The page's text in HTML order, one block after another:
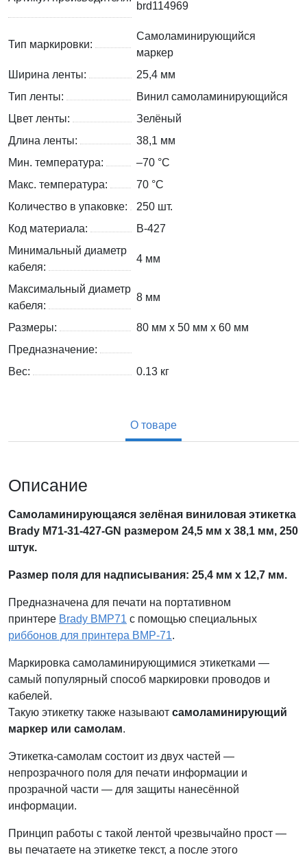
brd114969
Тип маркировки:
Самоламинирующийся
маркер
Ширина ленты:
25,4 мм
Тип ленты:
Винил самоламинирующийся
Цвет ленты:
Зелёный
Длина ленты:
38,1 мм
Мин. температура:
–70 °С
Макс. температура:
70 °С
Количество в упаковке:
250 шт.
Код материала:
B-427
Минимальный диаметр
кабеля:
4 мм
Максимальный диаметр
кабеля:
8 мм
Размеры:
80 мм x 50 мм x 60 мм
Предназначение:
Вес:
0.13 кг
О товаре
Описание
Самоламинирующаяся зелёная виниловая этикетка
Brady M71-31-427-GN размером 24,5 мм х 38,1 мм, 250
штук.
Размер поля для надписывания: 25,4 мм х 12,7 мм.
Предназначена для печати на портативном
принтере Brady BMP71 с помощью специальных
риббонов для принтера BMP-71.
Маркировка самоламинирующимися этикетками —
самый популярный способ маркировки проводов и
кабелей.
Такую этикетку также называют самоламинирующий
маркер или самолам.
Этикетка-самолам состоит из двух частей —
непрозрачного поля для печати информации и
прозрачной части — для защиты нанесённой
информации.
Принцип работы с такой лентой чрезвычайно прост —
вы печатаете на этикетке текст, а после этого